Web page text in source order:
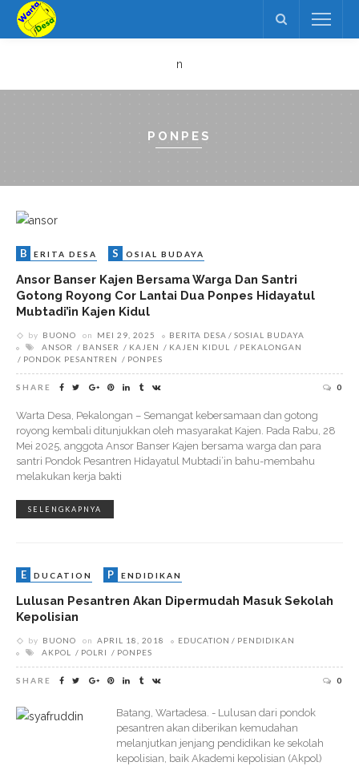
n
PONPES
B ERITA DESA S OSIAL BUDAYA
Ansor Banser Kajen Bersama Warga Dan Santri
Gotong Royong Cor Lantai Dua Ponpes Hidayatul
Mubtadi’in Kajen Kidul
by BUONO on MEI 29, 2025 BERITA DESA
SOSIAL BUDAYA
ANSOR
BANSER KAJEN KAJEN KIDUL
PEKALONGAN
PONDOK PESANTREN
PONPES
SHARE 0
Warta Desa, Pekalongan – Semangat kebersamaan dan gotong
royong kembali ditunjukkan oleh masyarakat Kajen. Pada Rabu, 28
Mei 2025, anggota Ansor Banser Kajen bersama warga dan para
santri Pondok Pesantren Hidayatul Mubtadi’in bahu-membahu
melakukan kerja bakti
SELENGKAPNYA
E DUCATION P ENDIDIKAN
Lulusan Pesantren Akan Dipermudah Masuk Sekolah
Kepolisian
by BUONO on APRIL 18, 2018 EDUCATION
PENDIDIKAN
AKPOL
POLRI PONPES
SHARE 0
Batang, Wartadesa. - Lulusan dari pondok
pesantren akan diberikan kemudahan
melanjutkan jenjang pendidikan ke sekolah
kepolisian, baik Akademi kepolisian (Akpol)